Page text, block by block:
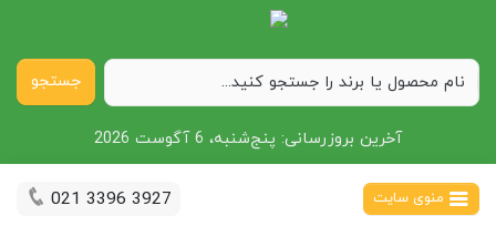
جستجو
آخرین بروزرسانی: پنج‌شنبه، 6 آگوست 2026
منوی سایت 021 3396 3927